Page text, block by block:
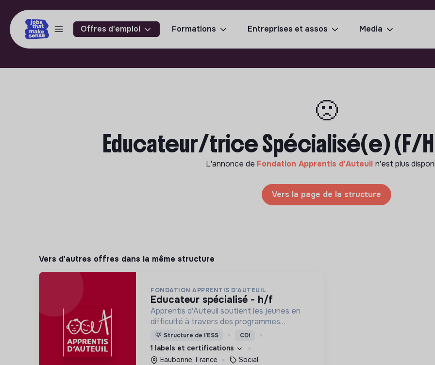
Offres d'emploi Formations Entreprises et assos Media
🙁
Educateur/trice Spécialisé(e) (F/
L'annonce de Fondation Apprentis d'Auteuil n'est plus
Vers la page de la structure
Vers d'autres offres dans la même structure
FONDATION APPRENTIS D'AUTEUIL
educateur spécialisé - h/f
Apprentis d'Auteuil soutient les jeunes en
difficulté à travers des programmes
d’accueil, d’éducation, de formation et
d’insertion pour leur permettre de devenir
des hommes et des femmes debout.
💡 Structure de l’ESS CDI
1 labels et certifications
Eaubonne, France
Social